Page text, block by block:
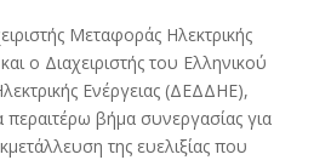
Μεταφοράς Ηλεκτρικής
ο Διαχειριστής του Ελληνικού
Ενέργειας (ΔΕΔΔΗΕ),
βήμα συνεργασίας για
της ευελιξίας που